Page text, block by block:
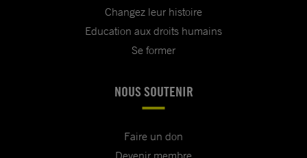
Changez leur histoire
Education aux droits humains
Se former
NOUS SOUTENIR
Faire un don
Devenir membre